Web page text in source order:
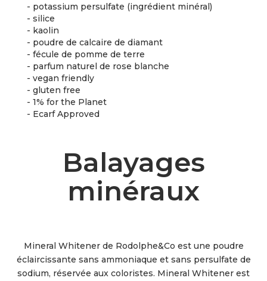
- potassium persulfate (ingrédient minéral)
- silice
- kaolin
- poudre de calcaire de diamant
- fécule de pomme de terre
- parfum naturel de rose blanche
- vegan friendly
- gluten free
- 1% for the Planet
- Ecarf Approved
Balayages
minéraux
Mineral Whitener de Rodolphe&Co est une poudre
éclaircissante sans ammoniaque et sans persulfate de
sodium, réservée aux coloristes. Mineral Whitener est